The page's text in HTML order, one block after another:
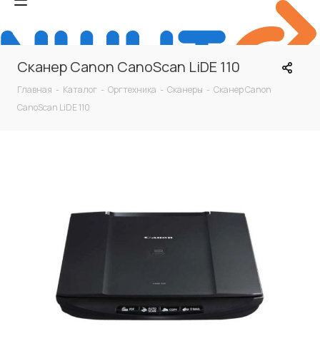
Сканер Canon CanoScan LiDE 110
Главная - Каталог - Оргтехника - Сканеры - Сканер Canon
CanoScan LiDE 110